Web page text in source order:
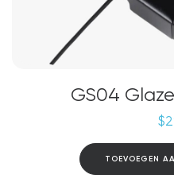
GS04
$
TOEVOEGEN